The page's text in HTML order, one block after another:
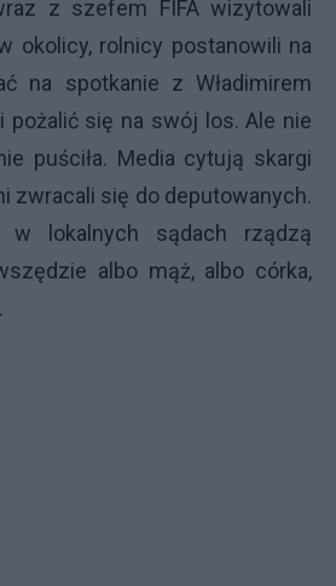
z szefem FIFA wizytowali
okolicy, rolnicy postanowili na
na spotkanie z Władimirem
pożalić się na swój los. Ale nie
puściła. Media cytują skargi
zwracali się do deputowanych.
lokalnych sądach rządzą
albo mąż, albo córka,